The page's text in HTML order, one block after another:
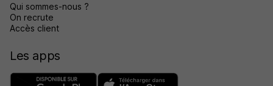
Qui sommes-nous ?
On recrute
Accès client
Les apps